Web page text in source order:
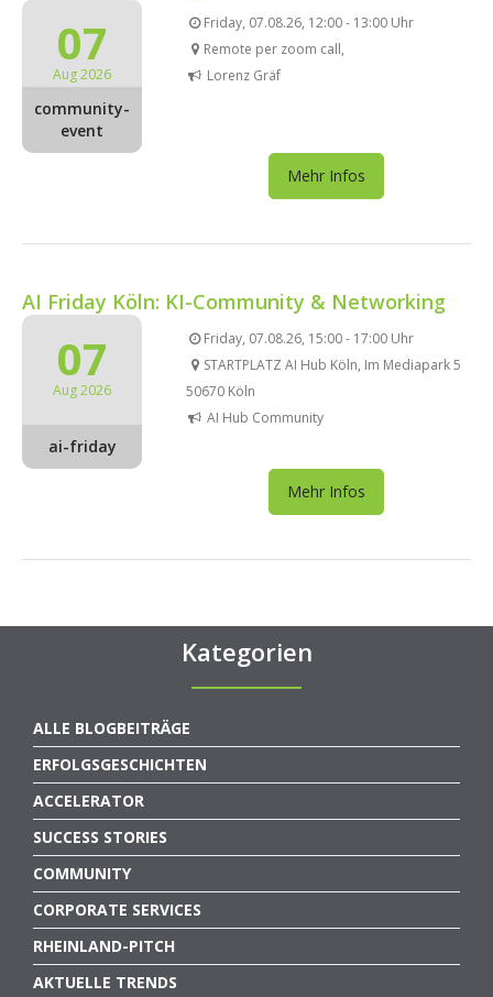
07
Aug 2026
community-
event
Friday, 07.08.26, 12:00 - 13:00 Uhr
Remote per zoom call,
Lorenz Gräf
Mehr Infos
AI Friday Köln: KI-Community & Networking
07
Aug 2026
ai-friday
Friday, 07.08.26, 15:00 - 17:00 Uhr
STARTPLATZ AI Hub Köln, Im Mediapark 5
50670 Köln
AI Hub Community
Mehr Infos
Kategorien
ALLE BLOGBEITRÄGE
ERFOLGSGESCHICHTEN
ACCELERATOR
SUCCESS STORIES
COMMUNITY
CORPORATE SERVICES
RHEINLAND-PITCH
AKTUELLE TRENDS